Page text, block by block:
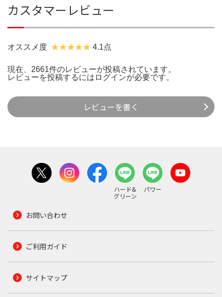
カスタマーレビュー
オススメ度 4.1点
現在、2661件のレビューが投稿されています。
レビューを投稿するには ログインが必要です。
レビューを書く
ハード&
グリーン
パワー
お問い合わせ
ご利用ガイド
サイトマップ